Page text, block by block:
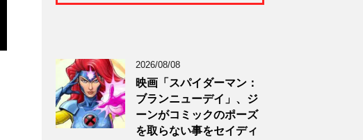
2026/08/08
映画「スパイダーマン：
ブランニューデイ」、ジ
ーンがコミックのポーズ
を取らない事をセイディ